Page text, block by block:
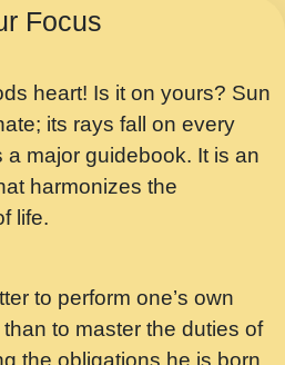
Shyam Ho.mp3
न आय, रठ हर क मनन न आय
ji maharaj.mp3
- गीता प्रेरणा -Swami
कगन Special Shyam
शर रध.... Shri
ji maharaj.mp3
Focus
heart! Is it on yours? Sun
its rays fall on every
a major guidebook. It is an
harmonizes the
life.
to perform one’s own
to master the duties of
the obligations he is born